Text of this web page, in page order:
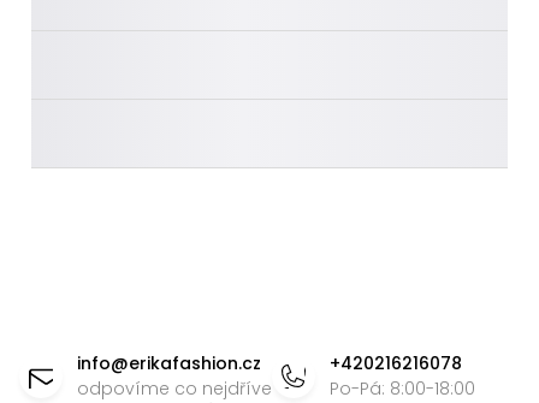
info@erikafashion.cz
odpovíme co nejdříve
+420216216078
Po-Pá: 8:00-18:00